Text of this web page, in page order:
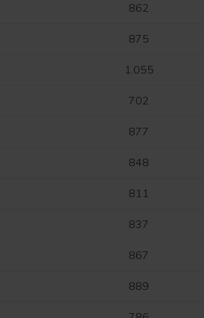
862
875
1.055
702
877
848
811
837
867
889